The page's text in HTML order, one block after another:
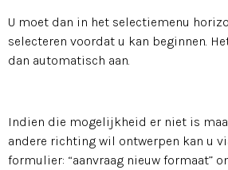
U moet dan in het selectiemenu
selecteren voordat u kan beginnen.
dan automatisch aan.
Indien die mogelijkheid er niet is
andere richting wil ontwerpen kan u
formulier: “aanvraag nieuw formaat”